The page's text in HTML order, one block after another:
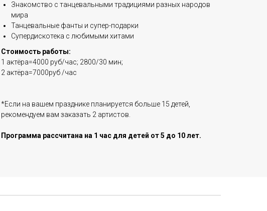
Знакомство с танцевальными традициями разных народов
мира
Танцевальные фанты и супер-подарки
Супердискотека с любимыми хитами
Стоимость работы:
1 актёра=4000 руб/час; 2800/30 мин;
2 актёра=7000руб /час
*Если на вашем празднике планируется больше 15 детей,
рекомендуем вам заказать 2 артистов.
Программа рассчитана на 1 час для детей от 5 до 10 лет.